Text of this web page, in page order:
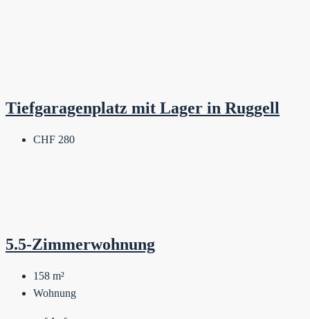
Tiefgaragenplatz mit Lager in Ruggell
CHF 280
5.5-Zimmerwohnung
158 m²
Wohnung